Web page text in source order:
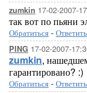
zumkin 17-02-2007-
так вот по пьяни
Обратиться - Ответить
PING 17-02-2007-
zumkin,
гарантировано? :)
Обратиться - Ответить